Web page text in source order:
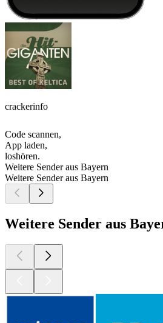
crackerinfo
Code scannen,
App laden,
loshören.
Weitere Sender aus Bayern
Weitere Sender aus Bayern
Weitere Sender aus